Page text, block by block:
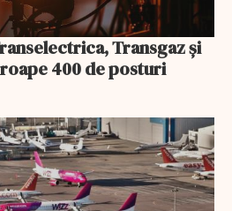
Transgaz și
400 de posturi